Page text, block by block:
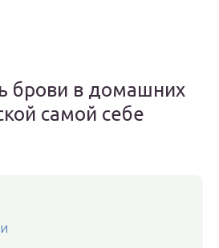
брови в домашних
самой себе